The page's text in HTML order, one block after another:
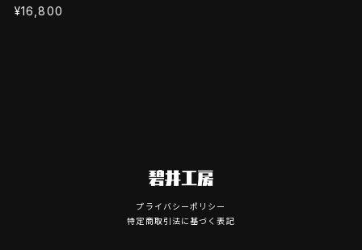
¥16,800
プライバシーポリシー
特定商取引法に基づく表記